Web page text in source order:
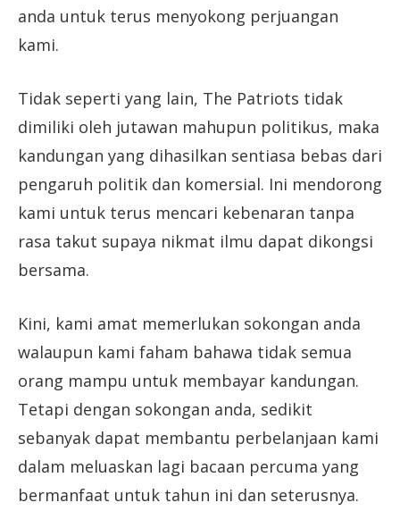
anda untuk terus menyokong perjuangan
kami.
Tidak seperti yang lain, The Patriots tidak
dimiliki oleh jutawan mahupun politikus, maka
kandungan yang dihasilkan sentiasa bebas dari
pengaruh politik dan komersial. Ini mendorong
kami untuk terus mencari kebenaran tanpa
rasa takut supaya nikmat ilmu dapat dikongsi
bersama.
Kini, kami amat memerlukan sokongan anda
walaupun kami faham bahawa tidak semua
orang mampu untuk membayar kandungan.
Tetapi dengan sokongan anda, sedikit
sebanyak dapat membantu perbelanjaan kami
dalam meluaskan lagi bacaan percuma yang
bermanfaat untuk tahun ini dan seterusnya.